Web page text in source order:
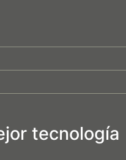
tecnología